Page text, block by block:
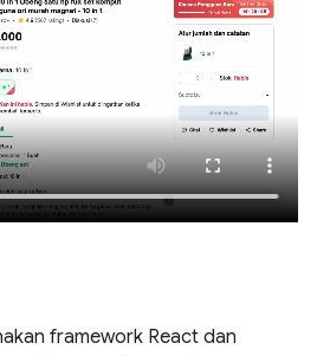
framework React dan